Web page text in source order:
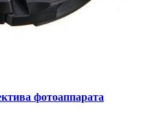
фотоаппарата